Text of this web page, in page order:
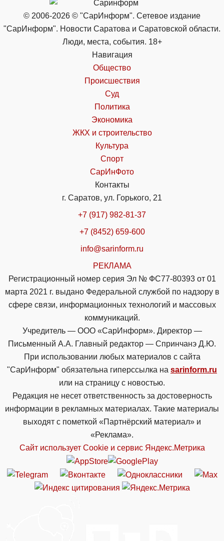
© 2006-2026 © "СарИнформ". Сетевое издание
"СарИнформ". Новости Саратова и Саратовской области.
Люди, места, события. 18+
Навигация
Общество
Происшествия
Суд
Политика
Экономика
ЖКХ и строительство
Культура
Спорт
СарИнФото
Контакты
г. Саратов, ул. Горького, 21
+7 (917) 982-81-37
+7 (8452) 659-600
info@sarinform.ru
РЕКЛАМА
Регистрационный номер серия Эл № ФС77-80393 от 01
марта 2021 г. выдано Федеральной службой по надзору в
сфере связи, информационных технологий и массовых
коммуникаций.
Учредитель — ООО «СарИнформ». Директор —
Письменный А.А. Главный редактор — Спринчанэ Д.Ю.
При использовании любых материалов с сайта
"СарИнформ" обязательна гиперссылка на sarinform.ru
или на страницу с новостью.
Редакция не несет ответственность за достоверность
информации в рекламных материалах. Такие материалы
выходят с пометкой «Партнёрский материал» и
«Реклама».
Сайт использует Cookie и сервиc Яндекс.Метрика